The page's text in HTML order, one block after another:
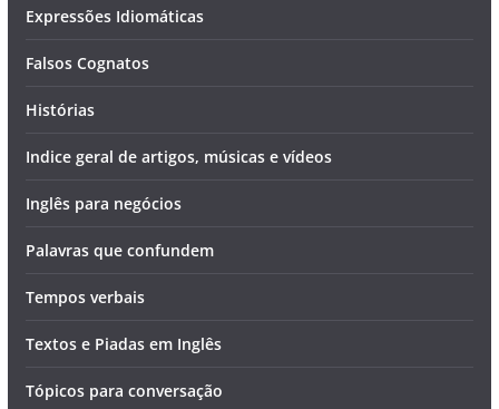
Expressões Idiomáticas
Falsos Cognatos
Histórias
Indice geral de artigos, músicas e vídeos
Inglês para negócios
Palavras que confundem
Tempos verbais
Textos e Piadas em Inglês
Tópicos para conversação